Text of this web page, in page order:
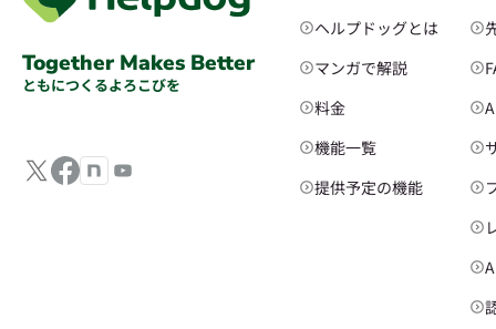
Together Makes Better
ともにつくるよろこびを
ヘルプドッグとは
マンガで解説
料金
機能一覧
提供予定の機能